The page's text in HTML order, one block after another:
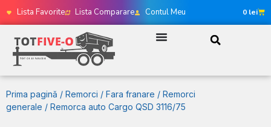
Lista Favorite Lista Comparare Contul Meu 0 lei
Prima pagină / Remorci / Fara franare / Remorci
generale / Remorca auto Cargo QSD 3116/75